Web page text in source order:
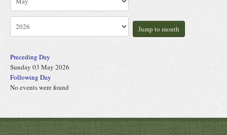
Jump to month
Preceding Day
Sunday 03 May 2026
Following Day
No events were found